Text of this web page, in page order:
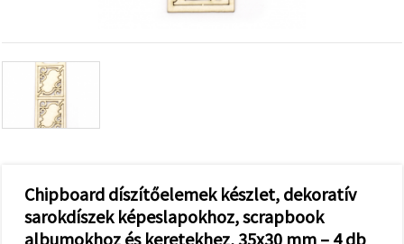
forgalmat,
relevánsabb
tartalmat
hirdetéseket
jelenítsünk
marketingpartnereink
segítségével
Az "Összes
Chipboard díszítőelemek készlet, dekoratív
sarokdíszek képeslapokhoz, scrapbook
albumokhoz és keretekhez, 35x30 mm – 4 db